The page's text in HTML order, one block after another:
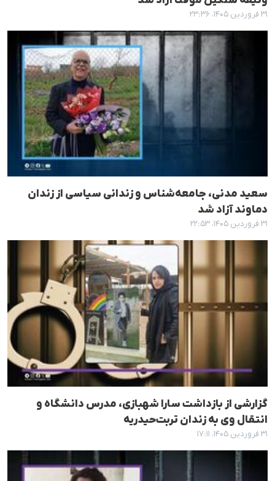
۳۱ فروردین ۱۴۰۵، ۲۳:۳۶
سعید مدنی، جامعه‌شناس و زندانی سیاسی از زندان
دماوند آزاد شد
۳۱ فروردین ۱۴۰۵، ۲۲:۵۳
گزارشی از بازداشت سارا شهبازی، مدرس دانشگاه و
انتقال وی به زندان تربت‌حیدریه
۳۱ فروردین ۱۴۰۵، ۱۷:۱۱